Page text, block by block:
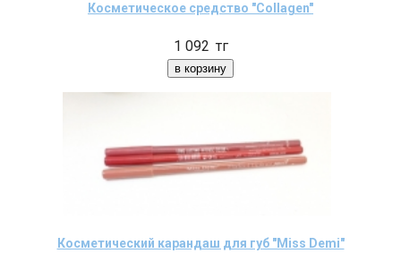
Косметическое средство "Collagen"
1 092 тг
Косметический карандаш для губ "Miss Demi"